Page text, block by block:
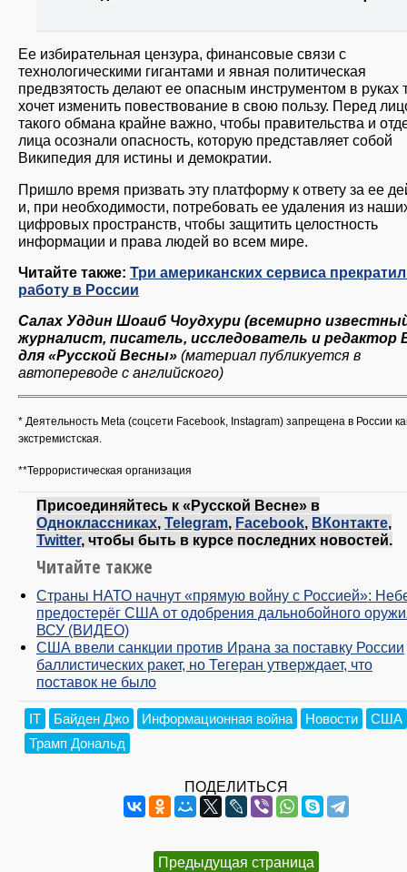
Ее избирательная цензура, финансовые связи с
технологическими гигантами и явная политическая
предвзятость делают ее опасным инструментом в руках
хочет изменить повествование в свою пользу. Перед
такого обмана крайне важно, чтобы правительства и
лица осознали опасность, которую представляет собой
Википедия для истины и демократии.
Пришло время призвать эту платформу к ответу за ее
и, при необходимости, потребовать ее удаления из
цифровых пространств, чтобы защитить целостность
информации и права людей во всем мире.
Читайте также: Три американских сервиса
работу в России
Салах Уддин Шоаиб Чоудхури (всемирно
журналист, писатель, исследователь и редактор
для «Русской Весны» (материал публикуется в
автопереводе с английского)
* Деятельность Meta (соцсети Facebook, Instagram) запрещена в России
экстремистская.
**Террористическая организация
Присоединяйтесь к «Русской Весне» в
Одноклассниках, Telegram, Facebook, ВКонтакте,
Twitter, чтобы быть в курсе последних новостей.
Читайте также
Страны НАТО начнут «прямую войну с Россией»:
предостерёг США от одобрения дальнобойного
ВСУ (ВИДЕО)
США ввели санкции против Ирана за поставку России
баллистических ракет, но Тегеран утверждает, что
поставок не было
IT Байден Джо Информационная война Новости
США
Трамп Дональд
ПОДЕЛИТЬСЯ
Предыдущая страница